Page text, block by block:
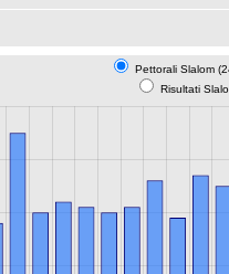
Pettorali Slalom
Risultati